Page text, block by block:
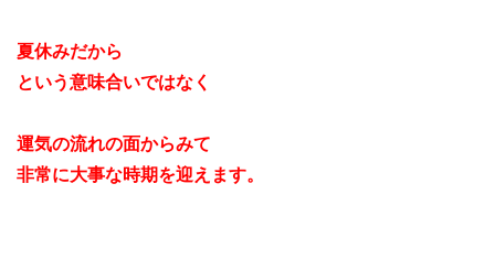
夏休みだから
という意味合いではなく
運気の流れの面からみて
非常に大事な時期を迎えます。